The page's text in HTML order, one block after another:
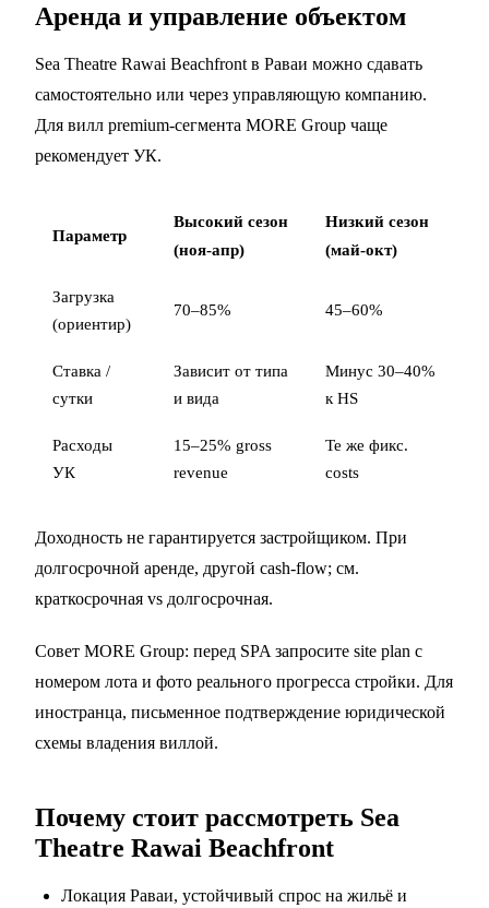
Аренда и управление объектом
Sea Theatre Rawai Beachfront в Раваи можно сдавать
самостоятельно или через управляющую компанию.
Для вилл premium-сегмента MORE Group чаще
рекомендует УК.
Параметр
Высокий сезон
(ноя-апр)
Низкий сезон
(май-окт)
Загрузка
(ориентир)
70–85% 45–60%
Ставка /
сутки
Зависит от типа
и вида
Минус 30–40%
к HS
Расходы
УК
15–25% gross
revenue
Те же фикс.
costs
Доходность не гарантируется застройщиком. При
долгосрочной аренде, другой cash-flow; см.
краткосрочная vs долгосрочная.
Совет MORE Group: перед SPA запросите site plan с
номером лота и фото реального прогресса стройки. Для
иностранца, письменное подтверждение юридической
схемы владения виллой.
Почему стоит рассмотреть Sea
Theatre Rawai Beachfront
Локация Раваи, устойчивый спрос на жильё и